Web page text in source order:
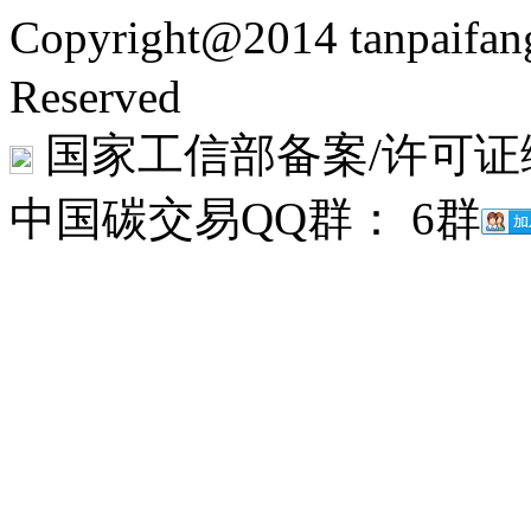
Copyright@2014
Reserved
国家工信部备案/许可
中国碳交易QQ群： 6群